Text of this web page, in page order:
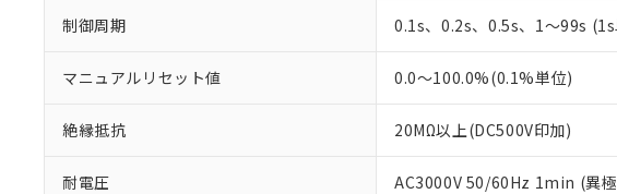
制御周期 0.1s、0.2s、0.5s、1～99s
マニュアルリセット値 0.0～100.0%(0.1%単位)
絶縁抵抗 20MΩ以上(DC500V印加)
耐電圧 AC3000V 50/60Hz 1min (異